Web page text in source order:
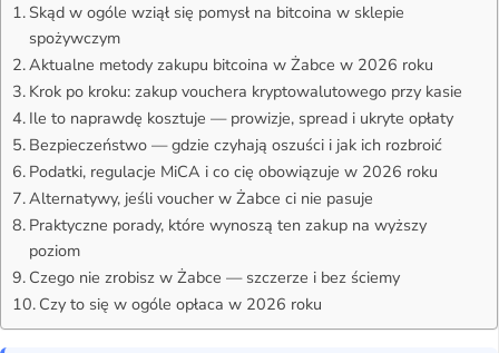
Skąd w ogóle wziął się pomysł na bitcoina w sklepie
spożywczym
Aktualne metody zakupu bitcoina w Żabce w 2026 roku
Krok po kroku: zakup vouchera kryptowalutowego przy kasie
Ile to naprawdę kosztuje — prowizje, spread i ukryte opłaty
Bezpieczeństwo — gdzie czyhają oszuści i jak ich rozbroić
Podatki, regulacje MiCA i co cię obowiązuje w 2026 roku
Alternatywy, jeśli voucher w Żabce ci nie pasuje
Praktyczne porady, które wynoszą ten zakup na wyższy
poziom
Czego nie zrobisz w Żabce — szczerze i bez ściemy
Czy to się w ogóle opłaca w 2026 roku